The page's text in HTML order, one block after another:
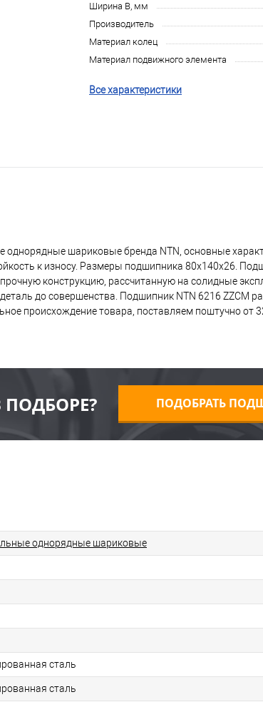
Ширина B, мм
Производитель
Материал колец
Материал подвижного элемента
Все характеристики
однорядные шариковые бренда NTN, основные
к износу. Размеры подшипника 80x140x26.
конструкцию, рассчитанную на солидные
до совершенства. Подшипник NTN 6216 ZZCM
происхождение товара, поставляем поштучно от
ПОДОБРАТЬ
однорядные шариковые
сталь
сталь